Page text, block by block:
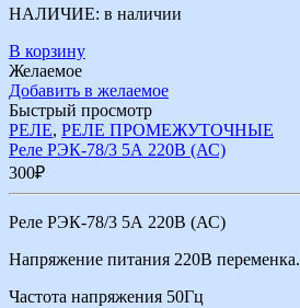
НАЛИЧИЕ: в наличии
В корзину
Желаемое
Добавить в желаемое
Быстрый просмотр
РЕЛЕ, РЕЛЕ ПРОМЕЖУТОЧНЫЕ
Реле РЭК-78/3 5А 220В (АС)
300₽
Реле РЭК-78/3 5А 220В (АС)
Напряжение питания 220В переменка.
Частота напряжения 50Гц